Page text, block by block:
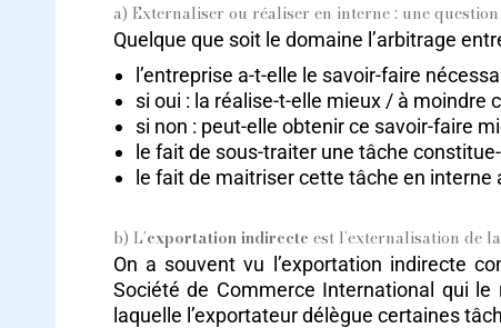
a) Externaliser ou réaliser en interne : une
Quelque que soit le domaine l’arbitrage
l’entreprise a-t-elle le savoir-faire
si oui : la réalise-t-elle mieux / à moindre
si non : peut-elle obtenir ce savoir-faire
le fait de sous-traiter une tâche
le fait de maitriser cette tâche en interne
b) L’exportation indirecte est l’externalisation de
On a souvent vu l’exportation indirecte
Société de Commerce International qui
laquelle l’exportateur délègue certaines